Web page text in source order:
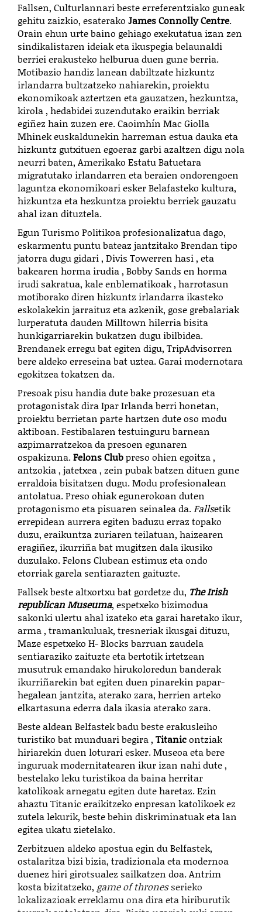
Fallsen, Culturlannari beste erreferentziako guneak
gehitu zaizkio, esaterako James Connolly Centre.
Orain ehun urte baino gehiago exekutatua izan zen
sindikalistaren ideiak eta ikuspegia belaunaldi
berriei erakusteko helburua duen gune berria.
Motibazio handiz lanean dabiltzate hizkuntz
irlandarra bultzatzeko nahiarekin, proiektu
ekonomikoak aztertzen eta gauzatzen, hezkuntza,
kirola , hedabidei zuzendutako eraikin berriak
egiñez hain zuzen ere. Caoimhín Mac Giolla
Mhinek euskaldunekin harreman estua dauka eta
hizkuntz gutxituen egoeraz garbi azaltzen digu nola
neurri baten, Amerikako Estatu Batuetara
migratutako irlandarren eta beraien ondorengoen
laguntza ekonomikoari esker Belafasteko kultura,
hizkuntza eta hezkuntza proiektu berriek gauzatu
ahal izan dituztela.
Egun Turismo Politikoa profesionalizatua dago,
eskarmentu puntu bateaz jantzitako Brendan tipo
jatorra dugu gidari , Divis Towerren hasi , eta
bakearen horma irudia , Bobby Sands en horma
irudi sakratua, kale enblematikoak , harrotasun
motiborako diren hizkuntz irlandarra ikasteko
eskolakekin jarraituz eta azkenik, gose grebalariak
lurperatuta dauden Milltown hilerria bisita
hunkigarriarekin bukatzen dugu ibilbidea.
Brendanek erregu bat egiten digu, TripAdvisorren
bere aldeko erreseina bat uztea. Garai modernotara
egokitzea tokatzen da.
Presoak pisu handia dute bake prozesuan eta
protagonistak dira Ipar Irlanda berri honetan,
proiektu berrietan parte hartzen dute oso modu
aktiboan. Festibalaren testuinguru barnean
azpimarratzekoa da presoen egunaren
ospakizuna.Felons Clubpreso ohien egoitza ,
antzokia , jatetxea , zein pubak batzen dituen gune
erraldoia bisitatzen dugu. Modu profesionalean
antolatua. Preso ohiak egunerokoan duten
protagonismo eta pisuaren seinalea da.Fallsetik
errepidean aurrera egiten baduzu erraz topako
duzu, eraikuntza zuriaren teilatuan, haizearen
eragiñez, ikurriña bat mugitzen dala ikusiko
duzulako. Felons Clubean estimuz eta ondo
etorriak garela sentiarazten gaituzte.
Fallsek beste altxortxu bat gordetze du, The Irish
republican Museuma, espetxeko bizimodua
sakonki ulertu ahal izateko eta garai haretako ikur,
arma , tramankuluak, tresneriak ikusgai dituzu,
Maze espetxeko H- Blocks barruan zaudela
sentiaraziko zaituzte eta bertotik irtetzean
musutruk emandako hirukoloredun banderak
ikurriñarekin bat egiten duen pinarekin papar-
hegalean jantzita, aterako zara, herrien arteko
elkartasuna ederra dala ikasia aterako zara.
Beste aldean Belfastek badu beste erakusleiho
turistiko bat munduari begira , Titanicontziak
hiriarekin duen loturari esker. Museoa eta bere
inguruak modernitatearen ikur izan nahi dute ,
bestelako leku turistikoa da baina herritar
katolikoak arnegatu egiten dute haretaz. Ezin
ahaztu Titanic eraikitzeko enpresan katolikoek ez
zutela lekurik, beste behin diskriminatuak eta lan
egitea ukatu zietelako.
Zerbitzuen aldeko apostua egin du Belfastek,
ostalaritza bizi bizia, tradizionala eta modernoa
duenez hiri girotsualez sailkatzen doa. Antrim
kosta bizitatzeko, game of thronesserieko
lokalizazioak erreklamu ona dira eta hiriburutik